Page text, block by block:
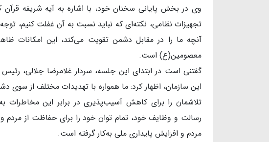
وی در بخش پایانی سخنان خود، با اشاره به آیه شریفه قرآن
تجهیزات نظامی، نکته‌ای که نباید نسبت به آن غفلت کنیم،
آنچه ما را در مقابل دشمن تقویت می‌کند، این امکانات
معصومین(ع) است.
گفتنی است در ابتدای این جلسه، سردار غلامرضا جلالی، رئیس
این سازمان، اظهار کرد: ما همواره با تهدیدات مختلف از سوی
تلاشمان را برای کاهش آسیب‌پذیری در برابر این مخاطرات
رسالت و وظایف خود، تمام توان خود را برای حفاظت از
مردم و افزایش پایداری ملی به‌کار گرفته است.